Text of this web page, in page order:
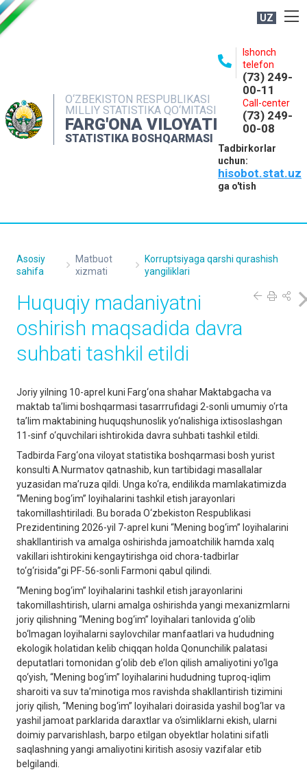
UZ
O‘ZBEKISTON RESPUBLIKASI
MILLIY STATISTIKA QO‘MITASI
FARG'ONA VILOYATI
STATISTIKA BOSHQARMASI
Ishonch
telefon
(73) 249-
00-11
Call-center
(73) 249-
00-08
Tadbirkorlar
uchun:
hisobot.stat.uz
ga o'tish
NASHRLAR
INTERAKTIV XIZMATLAR
MATBUOT XIZMATI
Asosiy
sahifa
Matbuot
xizmati
Korruptsiyaga qarshi qurashish
yangiliklari
Huquqiy madaniyatni
oshirish maqsadida davra
suhbati tashkil etildi
Joriy yilning 10-aprel kuni Farg‘ona shahar Maktabgacha va
maktab ta’limi boshqarmasi tasarrrufidagi 2-sonli umumiy o‘rta
ta’lim maktabining huquqshunoslik yo‘nalishiga ixtisoslashgan
11-sinf o‘quvchilari ishtirokida davra suhbati tashkil etildi.
Tadbirda Farg‘ona viloyat statistika boshqarmasi bosh yurist
konsulti A.Nurmatov qatnashib, kun tartibidagi masallalar
yuzasidan ma’ruza qildi. Unga ko‘ra, endilikda mamlakatimizda
“Mening bog‘im” loyihalarini tashkil etish jarayonlari
takomillashtiriladi. Bu borada O‘zbekiston Respublikasi
Prezidentining 2026-yil 7-aprel kuni “Mening bog‘im” loyihalarini
shakllantirish va amalga oshirishda jamoatchilik hamda xalq
vakillari ishtirokini kengaytirishga oid chora-tadbirlar
to‘g‘risida”gi PF-56-sonli Farmoni qabul qilindi.
“Mening bog‘im” loyihalarini tashkil etish jarayonlarini
takomillashtirish, ularni amalga oshirishda yangi mexanizmlarni
joriy qilishning “Mening bog‘im” loyihalari tanlovida g‘olib
bo‘lmagan loyihalarni saylovchilar manfaatlari va hududning
ekologik holatidan kelib chiqqan holda Qonunchilik palatasi
deputatlari tomonidan g‘olib deb e’lon qilish amaliyotini yo‘lga
qo‘yish, “Mening bog‘im” loyihalarini hududning tuproq-iqlim
sharoiti va suv ta’minotiga mos ravishda shakllantirish tizimini
joriy qilish, “Mening bog‘im” loyihalari doirasida yashil bog‘lar va
yashil jamoat parklarida daraxtlar va o‘simliklarni ekish, ularni
doimiy parvarishlash, barpo etilgan obyektlar holatini sifatli
saqlashning yangi amaliyotini kiritish asosiy vazifalar etib
belgilandi.